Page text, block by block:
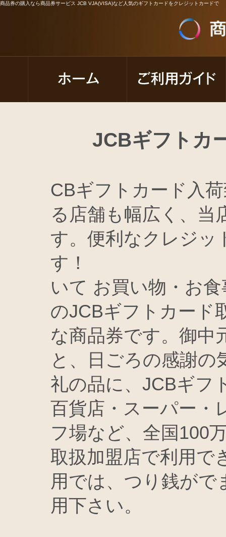
商品券の購入なら商品券サービス JCB VJA(VISA)など人気のギフトカードをクレジットカードで
JCBギフトカ
CBギフトカード入
る店舗も幅広く、当
す。便利なクレジッ
す！ 商品券
いて お買い物・お
のJCBギフトカード
な商品券です。御中
と、日ごろの感謝の
礼の品に、JCBギフ
百貨店・スーパー・
フ場など、全国100
取扱加盟店で利用で
用では、つり銭がで
用下さい。